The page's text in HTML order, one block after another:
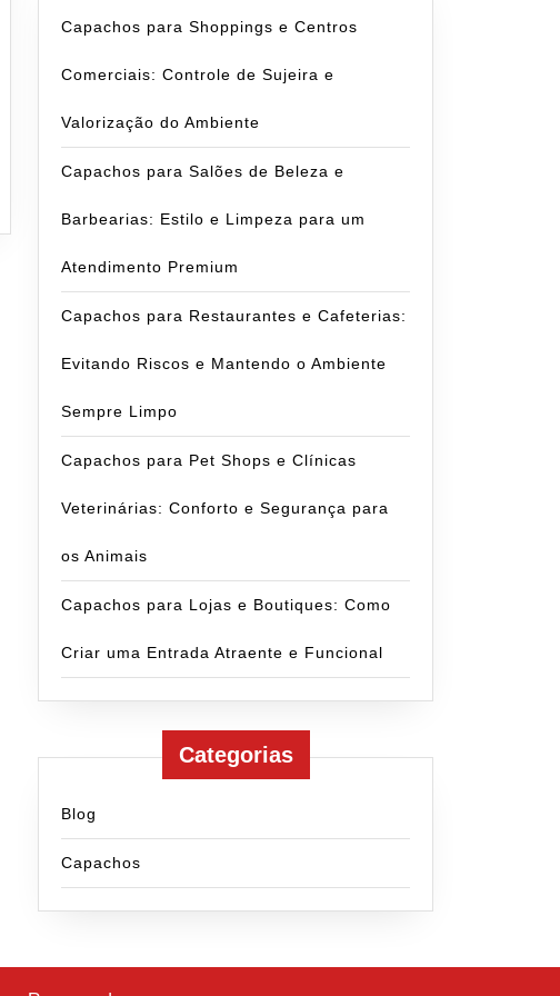
Capachos para Shoppings e Centros
Comerciais: Controle de Sujeira e
Valorização do Ambiente
Capachos para Salões de Beleza e
Barbearias: Estilo e Limpeza para um
Atendimento Premium
Capachos para Restaurantes e Cafeterias:
Evitando Riscos e Mantendo o Ambiente
Sempre Limpo
Capachos para Pet Shops e Clínicas
Veterinárias: Conforto e Segurança para
os Animais
Capachos para Lojas e Boutiques: Como
Criar uma Entrada Atraente e Funcional
Categorias
Blog
Capachos